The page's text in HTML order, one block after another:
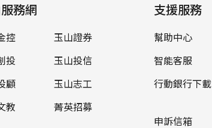
」，完成了一個不可能的任務，邀請到歌仔
國寶廖瓊枝、京劇大師美猴王朱陸豪及台灣
一女高音林惠珍3位大師與張正傑老師共同
出，集合台灣最美好的聲音在音樂會中呈現
大家！張正傑老師認為自己也為人父母，這
次音樂會就是要將上一個世代的好聲音介紹給
一代。京劇的經典霸王別姬、歌仔戲傳奇王
時能欣賞得到，期望能讓所有觀眾都有個難
忘的音樂饗宴。 玉山銀行善盡企業社會責任，
務網
控
玉山證券
投
玉山投信
顧
玉山志工
教
菁英招募
支援服務
幫助中心
智能客服
行動銀行下載
申訴信箱